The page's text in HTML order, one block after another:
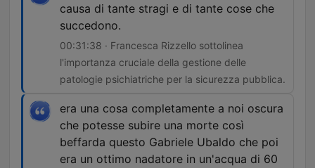
causa di tante stragi e di tante cose che
succedono.
00:31:38 · Francesca Rizzello sottolinea
l'importanza cruciale della gestione delle
patologie psichiatriche per la sicurezza pubblica.
era una cosa completamente a noi oscura
che potesse subire una morte così
beffarda questo Gabriele Ubaldo che poi
era un ottimo nadatore in un'acqua di 60